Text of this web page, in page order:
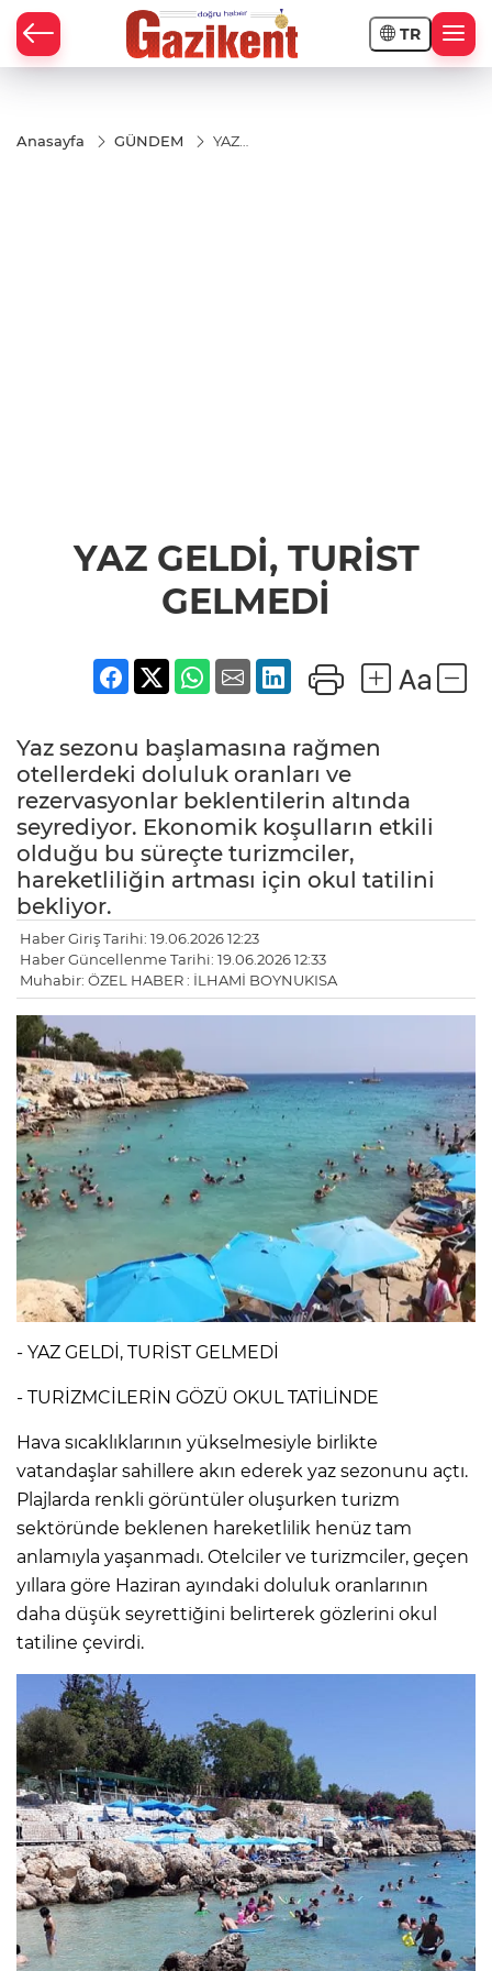
TR
Anasayfa GÜNDEM
YAZ
YAZ GELDİ, TURİST
GELMEDİ
Yaz sezonu başlamasına rağmen
otellerdeki doluluk oranları ve
rezervasyonlar beklentilerin altında
seyrediyor. Ekonomik koşulların etkili
olduğu bu süreçte turizmciler,
hareketliliğin artması için okul tatilini
bekliyor.
Haber Giriş Tarihi: 19.06.2026 12:23
Haber Güncellenme Tarihi: 19.06.2026 12:33
Muhabir: ÖZEL HABER : İLHAMİ BOYNUKISA
- YAZ GELDİ, TURİST GELMEDİ
- TURİZMCİLERİN GÖZÜ OKUL TATİLİNDE
Hava sıcaklıklarının yükselmesiyle birlikte
vatandaşlar sahillere akın ederek yaz sezonunu açtı.
Plajlarda renkli görüntüler oluşurken turizm
sektöründe beklenen hareketlilik henüz tam
anlamıyla yaşanmadı. Otelciler ve turizmciler, geçen
yıllara göre Haziran ayındaki doluluk oranlarının
daha düşük seyrettiğini belirterek gözlerini okul
tatiline çevirdi.